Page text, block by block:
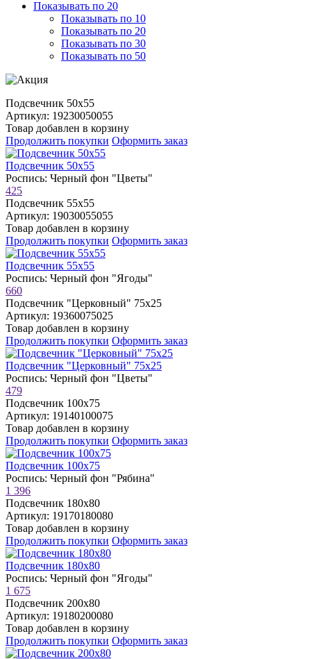
Показывать по 20
Показывать по 10
Показывать по 20
Показывать по 30
Показывать по 50
Подсвечник 50х55
Артикул: 19230050055
Товар добавлен в корзину
Продолжить покупки Оформить заказ
Подсвечник 50х55
Роспись: Черный фон "Цветы"
425
Подсвечник 55х55
Артикул: 19030055055
Товар добавлен в корзину
Продолжить покупки Оформить заказ
Подсвечник 55х55
Роспись: Черный фон "Ягоды"
660
Подсвечник "Церковный" 75х25
Артикул: 19360075025
Товар добавлен в корзину
Продолжить покупки Оформить заказ
Подсвечник "Церковный" 75х25
Роспись: Черный фон "Цветы"
479
Подсвечник 100х75
Артикул: 19140100075
Товар добавлен в корзину
Продолжить покупки Оформить заказ
Подсвечник 100х75
Роспись: Черный фон "Рябина"
1 396
Подсвечник 180х80
Артикул: 19170180080
Товар добавлен в корзину
Продолжить покупки Оформить заказ
Подсвечник 180х80
Роспись: Черный фон "Ягоды"
1 675
Подсвечник 200х80
Артикул: 19180200080
Товар добавлен в корзину
Продолжить покупки Оформить заказ